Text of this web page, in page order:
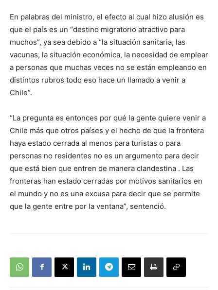
En palabras del ministro, el efecto al cual hizo alusión es
que el país es un “destino migratorio atractivo para
muchos”, ya sea debido a “la situación sanitaria, las
vacunas, la situación económica, la necesidad de emplear
a personas que muchas veces no se están empleando en
distintos rubros todo eso hace un llamado a venir a
Chile”.
“La pregunta es entonces por qué la gente quiere venir a
Chile más que otros países y el hecho de que la frontera
haya estado cerrada al menos para turistas o para
personas no residentes no es un argumento para decir
que está bien que entren de manera clandestina . Las
fronteras han estado cerradas por motivos sanitarios en
el mundo y no es una excusa para decir que se permite
que la gente entre por la ventana”, sentenció.